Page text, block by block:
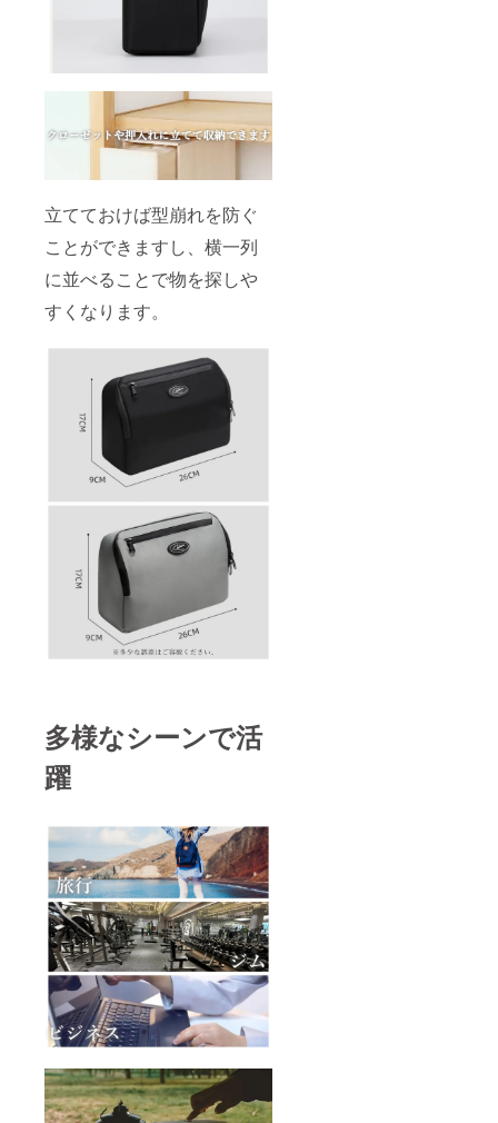
立てておけば型崩れを防ぐ
ことができますし、横一列
に並べることで物を探しや
すくなります。
多様なシーンで活
躍